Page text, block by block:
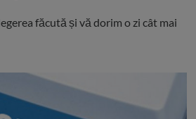
făcută și vă dorim o zi cât mai